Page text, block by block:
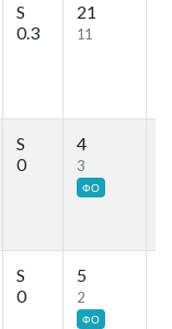
S
0.3
21
11
S
0
4
3
ФО
S
0
5
2
ФО